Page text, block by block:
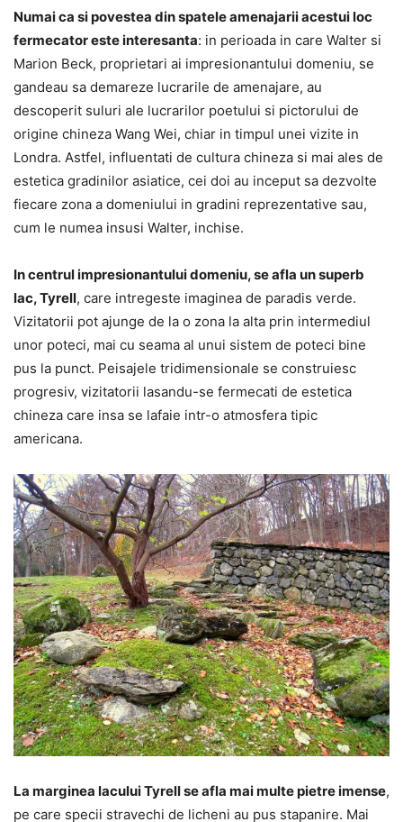
Numai ca si povestea din spatele amenajarii acestui loc
fermecator este interesanta: in perioada in care Walter si
Marion Beck, proprietari ai impresionantului domeniu, se
gandeau sa demareze lucrarile de amenajare, au
descoperit suluri ale lucrarilor poetului si pictorului de
origine chineza Wang Wei, chiar in timpul unei vizite in
Londra. Astfel, influentati de cultura chineza si mai ales de
estetica gradinilor asiatice, cei doi au inceput sa dezvolte
fiecare zona a domeniului in gradini reprezentative sau,
cum le numea insusi Walter, inchise.
In centrul impresionantului domeniu, se afla un superb
lac, Tyrell, care intregeste imaginea de paradis verde.
Vizitatorii pot ajunge de la o zona la alta prin intermediul
unor poteci, mai cu seama al unui sistem de poteci bine
pus la punct. Peisajele tridimensionale se construiesc
progresiv, vizitatorii lasandu-se fermecati de estetica
chineza care insa se lafaie intr-o atmosfera tipic
americana.
La marginea lacului Tyrell se afla mai multe pietre imense,
pe care specii stravechi de licheni au pus stapanire. Mai